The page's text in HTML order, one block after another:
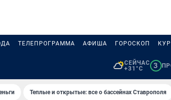
ТЕЛЕПРОГРАММА АФИША ГОРОСКОП
СЕЙЧАС
+31°C
3
Теплые и открытые: все о бассейнах Ставрополя